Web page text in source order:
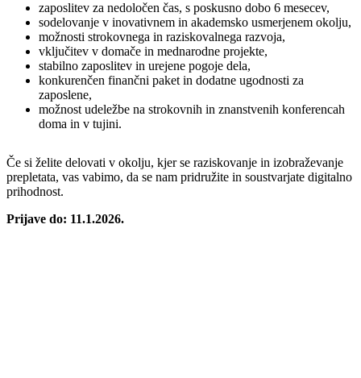
zaposlitev za nedoločen čas, s poskusno dobo 6 mesecev,
sodelovanje v inovativnem in akademsko usmerjenem okolju,
možnosti strokovnega in raziskovalnega razvoja,
vključitev v domače in mednarodne projekte,
stabilno zaposlitev in urejene pogoje dela,
konkurenčen finančni paket in dodatne ugodnosti za
zaposlene,
možnost udeležbe na strokovnih in znanstvenih konferencah
doma in v tujini.
Če si želite delovati v okolju, kjer se raziskovanje in izobraževanje
prepletata, vas vabimo, da se nam pridružite in soustvarjate digitalno
prihodnost.
Prijave do: 11.1.2026.